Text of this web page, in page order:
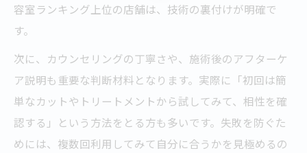
容室ランキング上位の店舗は、技術の裏付けが明確で
す。
次に、カウンセリングの丁寧さや、施術後のアフターケ
ア説明も重要な判断材料となります。実際に「初回は簡
単なカットやトリートメントから試してみて、相性を確
認する」という方法をとる方も多いです。失敗を防ぐた
めには、複数回利用してみて自分に合うかを見極めるの